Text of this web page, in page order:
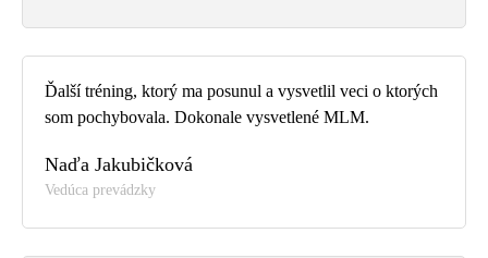
Ďalší tréning, ktorý ma posunul a vysvetlil veci o ktorých
som pochybovala. Dokonale vysvetlené MLM.
Naďa Jakubičková
Vedúca prevádzky